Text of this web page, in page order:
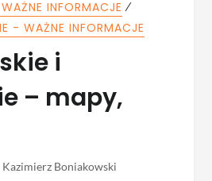
INFORMACJE ⁄
- WAŻNE INFORMACJE
i
– mapy,
Kazimierz Boniakowski